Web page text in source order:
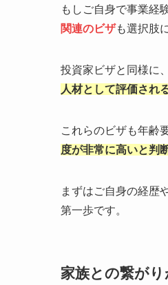
もしご自身で事業経
関連のビザも選択肢
投資家ビザと同様に
人材として評価され
これらのビザも年齢
度が非常に高いと判
まずはご自身の経歴
第一歩です。
家族との繋が